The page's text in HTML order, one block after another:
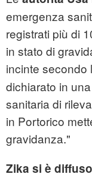
emergenza
registrati più di
in stato di
incinte secondo
dichiarato in
sanitaria di
in Portorico
gravidanza."
Zika si è